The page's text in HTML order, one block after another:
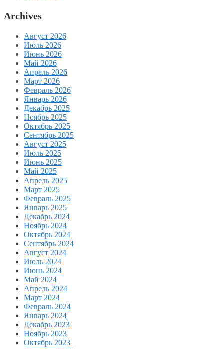
Archives
Август 2026
Июль 2026
Июнь 2026
Май 2026
Апрель 2026
Март 2026
Февраль 2026
Январь 2026
Декабрь 2025
Ноябрь 2025
Октябрь 2025
Сентябрь 2025
Август 2025
Июль 2025
Июнь 2025
Май 2025
Апрель 2025
Март 2025
Февраль 2025
Январь 2025
Декабрь 2024
Ноябрь 2024
Октябрь 2024
Сентябрь 2024
Август 2024
Июль 2024
Июнь 2024
Май 2024
Апрель 2024
Март 2024
Февраль 2024
Январь 2024
Декабрь 2023
Ноябрь 2023
Октябрь 2023